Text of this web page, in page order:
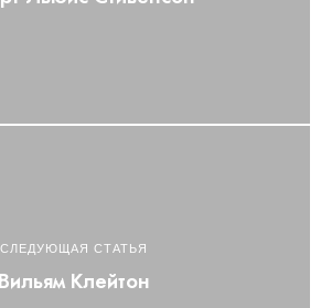
СЛЕДУЮЩАЯ СТАТЬЯ
Вильям Клейтон